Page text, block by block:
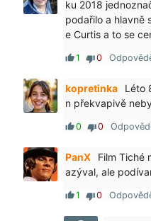
ku 2018
podařilo a hlavně
e Curtis a to se
thumb_up1 thumb_down0
kopretinka
Léto
n překvapivě
thumb_up0 thumb_down0
PanX
Film Tiché
azýval, ale
thumb_up1 thumb_down0